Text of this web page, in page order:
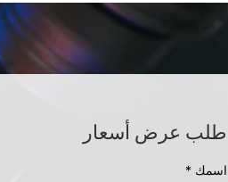
طلب عرض أسعار
اسمك *